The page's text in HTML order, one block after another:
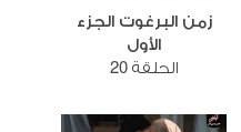
زمن البرغوت الجزء
الأول
الحلقة 20